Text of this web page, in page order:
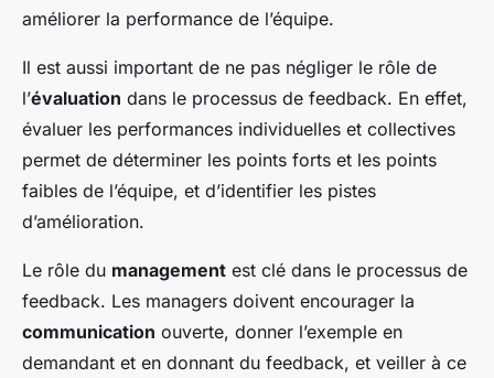
améliorer la performance de l’équipe.
Il est aussi important de ne pas négliger le rôle de
l’évaluation dans le processus de feedback. En effet,
évaluer les performances individuelles et collectives
permet de déterminer les points forts et les points
faibles de l’équipe, et d’identifier les pistes
d’amélioration.
Le rôle du management est clé dans le processus de
feedback. Les managers doivent encourager la
communication ouverte, donner l’exemple en
demandant et en donnant du feedback, et veiller à ce